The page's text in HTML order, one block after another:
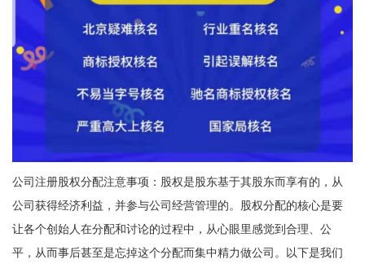
公司注册股权分配注意事项：股权是股东基于其股东而享有的，从
公司获得经济利益，并参与公司经营管理的。股权分配的核心是要
让各个创始人在分配和讨论的过程中，从心眼里感觉到合理、公
平，从而事后甚至是忘掉这个分配而集中精力做公司。以下是我们